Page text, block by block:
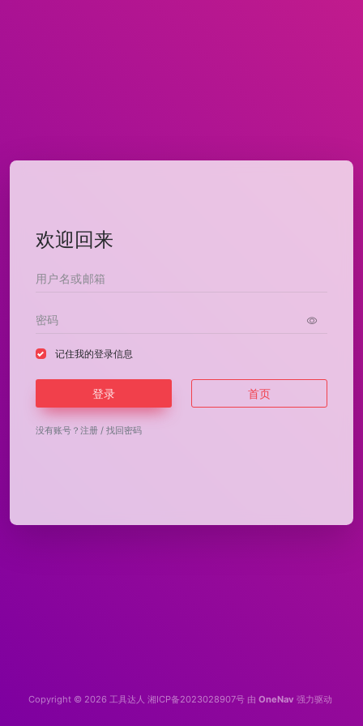
欢迎回来
记住我的登录信息
登录 首页
没有账号？ 注册 / 找回密码
Copyright © 2026 工具达人 湘ICP备2023028907号 由 OneNav 强力驱动